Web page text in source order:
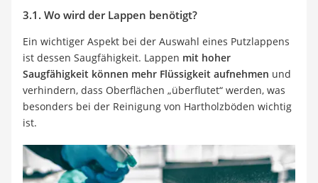
3.1. Wo wird der Lappen benötigt?
Ein wichtiger Aspekt bei der Auswahl eines Putzlappens
ist dessen Saugfähigkeit. Lappen mit hoher
Saugfähigkeit können mehr Flüssigkeit aufnehmen und
verhindern, dass Oberflächen „überflutet“ werden, was
besonders bei der Reinigung von Hartholzböden wichtig
ist.